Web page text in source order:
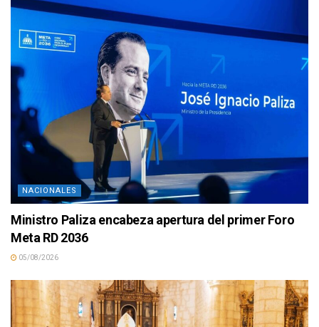
NACIONALES
Ministro Paliza encabeza apertura del primer Foro
Meta RD 2036
05/08/2026